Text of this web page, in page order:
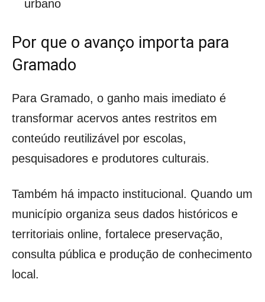
urbano
Por que o avanço importa para
Gramado
Para Gramado, o ganho mais imediato é
transformar acervos antes restritos em
conteúdo reutilizável por escolas,
pesquisadores e produtores culturais.
Também há impacto institucional. Quando um
município organiza seus dados históricos e
territoriais online, fortalece preservação,
consulta pública e produção de conhecimento
local.